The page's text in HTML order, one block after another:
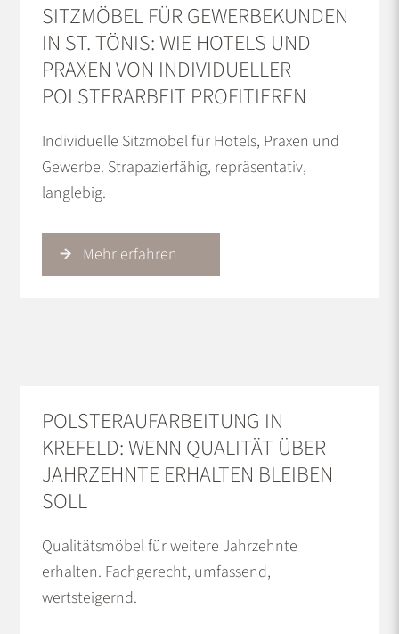
SITZMÖBEL FÜR GEWERBEKUNDEN
IN ST. TÖNIS: WIE HOTELS UND
PRAXEN VON INDIVIDUELLER
POLSTERARBEIT PROFITIEREN
Individuelle Sitzmöbel für Hotels, Praxen und
Gewerbe. Strapazierfähig, repräsentativ,
langlebig.
Mehr erfahren
POLSTERAUFARBEITUNG IN
KREFELD: WENN QUALITÄT ÜBER
JAHRZEHNTE ERHALTEN BLEIBEN
SOLL
Qualitätsmöbel für weitere Jahrzehnte
erhalten. Fachgerecht, umfassend,
wertsteigernd.